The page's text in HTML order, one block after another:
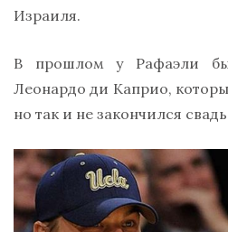
Израиля.
В прошлом у Рафаэли
Леонардо ди Каприо,
но так и не закончился